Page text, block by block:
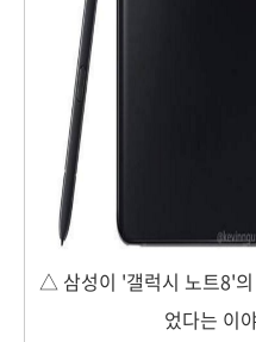
△ 삼성이 '갤럭시 노트8'
었다는 이